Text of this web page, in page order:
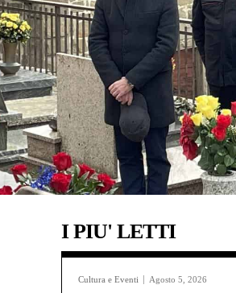
I PIU' LETTI
Cultura e Eventi Agosto 5, 2026